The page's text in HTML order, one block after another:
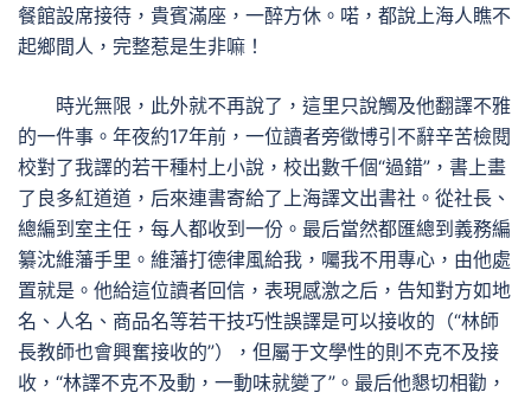
餐館設席接待，貴賓滿座，一醉方休。喏，都說上海人瞧不
起鄉間人，完整惹是生非嘛！
時光無限，此外就不再說了，這里只說觸及他翻譯不雅
的一件事。年夜約17年前，一位讀者旁徵博引不辭辛苦檢閱
校對了我譯的若干種村上小說，校出數千個“過錯”，書上畫
了良多紅道道，后來連書寄給了上海譯文出書社。從社長、
總編到室主任，每人都收到一份。最后當然都匯總到義務編
纂沈維藩手里。維藩打德律風給我，囑我不用專心，由他處
置就是。他給這位讀者回信，表現感激之后，告知對方如地
名、人名、商品名等若干技巧性誤譯是可以接收的（“林師
長教師也會興奮接收的”），但屬于文學性的則不克不及接
收，“林譯不克不及動，一動味就變了”。最后他懇切相勸，